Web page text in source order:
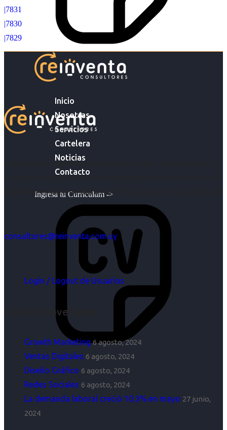
Inicio
Nosotras
Servicios
Cartelera
Noticias
Contacto
Ingresa tu Curriculum ->
|7831
|7830
|7829
Acompañar a empresas en su gestión de capital humano y
acompañar a personas en la búsqueda y encuentro de sus
objetivos es para nosotros un trabajo, pero antes un placer.
consultores@reinventa.com.uy
Login / Logout de Usuarios
Últimas Novedades
Growth Marketing 6 agosto, 2024
Ventas Digitales 6 agosto, 2024
Diseño Gráfico 6 agosto, 2024
Redes Sociales 6 agosto, 2024
La demanda laboral creció 10,3% en mayo 27 junio,
2024